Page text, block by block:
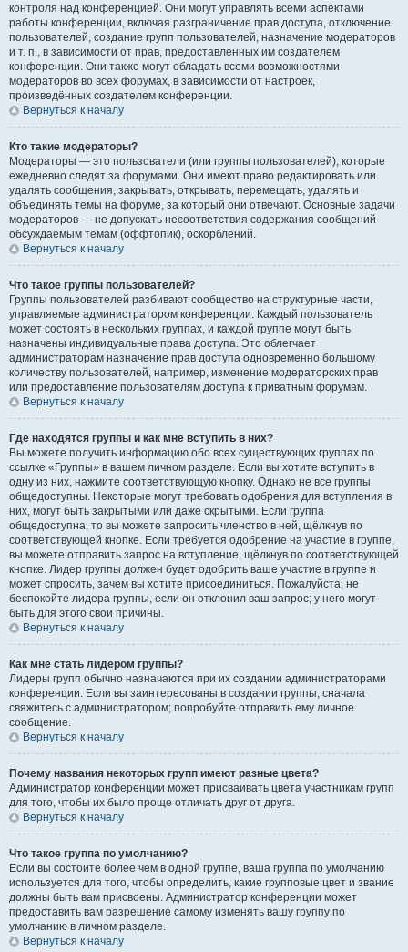
контроля над конференцией. Они могут управлять всеми аспектами
работы конференции, включая разграничение прав доступа, отключение
пользователей, создание групп пользователей, назначение модераторов
и т. п., в зависимости от прав, предоставленных им создателем
конференции. Они также могут обладать всеми возможностями
модераторов во всех форумах, в зависимости от настроек,
произведённых создателем конференции.
Вернуться к началу
Кто такие модераторы?
Модераторы — это пользователи (или группы пользователей), которые
ежедневно следят за форумами. Они имеют право редактировать или
удалять сообщения, закрывать, открывать, перемещать, удалять и
объединять темы на форуме, за который они отвечают. Основные задачи
модераторов — не допускать несоответствия содержания сообщений
обсуждаемым темам (оффтопик), оскорблений.
Вернуться к началу
Что такое группы пользователей?
Группы пользователей разбивают сообщество на структурные части,
управляемые администратором конференции. Каждый пользователь
может состоять в нескольких группах, и каждой группе могут быть
назначены индивидуальные права доступа. Это облегчает
администраторам назначение прав доступа одновременно большому
количеству пользователей, например, изменение модераторских прав
или предоставление пользователям доступа к приватным форумам.
Вернуться к началу
Где находятся группы и как мне вступить в них?
Вы можете получить информацию обо всех существующих группах по
ссылке «Группы» в вашем личном разделе. Если вы хотите вступить в
одну из них, нажмите соответствующую кнопку. Однако не все группы
общедоступны. Некоторые могут требовать одобрения для вступления в
них, могут быть закрытыми или даже скрытыми. Если группа
общедоступна, то вы можете запросить членство в ней, щёлкнув по
соответствующей кнопке. Если требуется одобрение на участие в группе,
вы можете отправить запрос на вступление, щёлкнув по соответствующей
кнопке. Лидер группы должен будет одобрить ваше участие в группе и
может спросить, зачем вы хотите присоединиться. Пожалуйста, не
беспокойте лидера группы, если он отклонил ваш запрос; у него могут
быть для этого свои причины.
Вернуться к началу
Как мне стать лидером группы?
Лидеры групп обычно назначаются при их создании администраторами
конференции. Если вы заинтересованы в создании группы, сначала
свяжитесь с администратором; попробуйте отправить ему личное
сообщение.
Вернуться к началу
Почему названия некоторых групп имеют разные цвета?
Администратор конференции может присваивать цвета участникам групп
для того, чтобы их было проще отличать друг от друга.
Вернуться к началу
Что такое группа по умолчанию?
Если вы состоите более чем в одной группе, ваша группа по умолчанию
используется для того, чтобы определить, какие групповые цвет и звание
должны быть вам присвоены. Администратор конференции может
предоставить вам разрешение самому изменять вашу группу по
умолчанию в личном разделе.
Вернуться к началу